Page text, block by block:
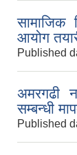
सामाजिक
आयोग
Published
अमरगढी
सम्बन्धी
Published